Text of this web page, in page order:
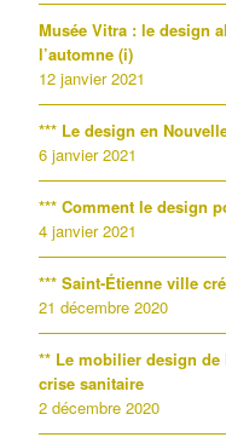
Musée Vitra : le design
l’automne (i)
12 janvier 2021
*** Le design en
6 janvier 2021
*** Comment le design
4 janvier 2021
*** Saint-Étienne ville
21 décembre 2020
** Le mobilier design de
crise sanitaire
2 décembre 2020